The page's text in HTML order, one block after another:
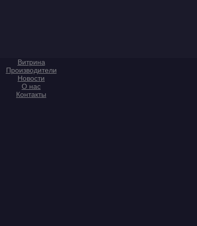
Витрина
Производители
Новости
О нас
Контакты